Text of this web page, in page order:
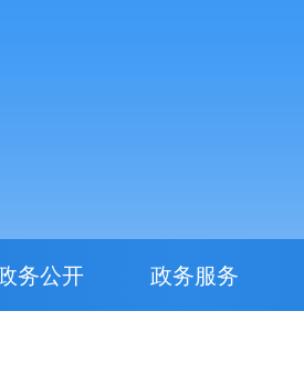
务公开 政务服务